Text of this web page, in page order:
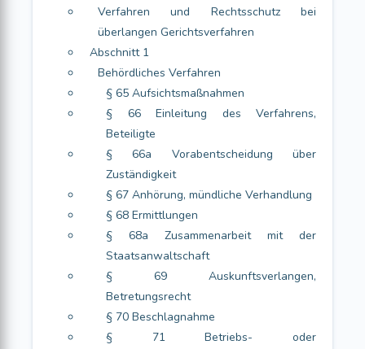
Verfahren und Rechtsschutz bei
überlangen Gerichtsverfahren
Abschnitt 1
Behördliches Verfahren
§ 65 Aufsichtsmaßnahmen
§ 66 Einleitung des Verfahrens,
Beteiligte
§ 66a Vorabentscheidung über
Zuständigkeit
§ 67 Anhörung, mündliche Verhandlung
§ 68 Ermittlungen
§ 68a Zusammenarbeit mit der
Staatsanwaltschaft
§ 69 Auskunftsverlangen,
Betretungsrecht
§ 70 Beschlagnahme
§ 71 Betriebs- oder